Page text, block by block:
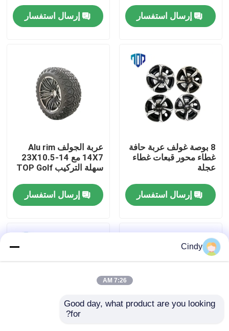
منتجات
معلومات عنا
مراقبة الجودة
اتصل بنا
مرايا جانبية لعربة الجولف
إرسال استفسار إرسال استفسار
8 بوصة غولف عربة حافة
غطاء محور قبعات غطاء
عجلة
إرسال استفسار
عربة الجولف Alu rim
14X7 مع 23X10.5-14
سهلة التركيب TOP Golf
إرسال استفسار
Cindy
7:26 AM
Good day, what product are you looking
for?